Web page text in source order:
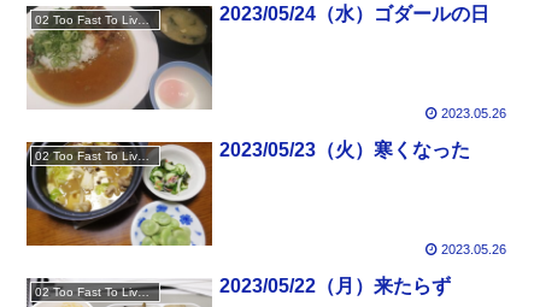
02 Too Fast To Live Too Young To Die 2023/05/24（水）ゴダールの日
2023.05.26
02 Too Fast To Live Too Young To Die 2023/05/23（火）寒くなった
2023.05.26
02 Too Fast To Live Too Young To Die 2023/05/22（月）来たらず